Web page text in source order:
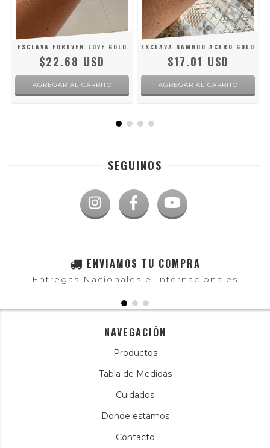
ESCLAVA FOREVER LOVE GOLD
$22.68 USD
ESCLAVA BAMBOO ACERO GOLD
$17.01 USD
SEGUINOS
ENVIAMOS TU COMPRA
Entregas Nacionales e Internacionales
NAVEGACIÓN
Productos
Tabla de Medidas
Cuidados
Donde estamos
Contacto